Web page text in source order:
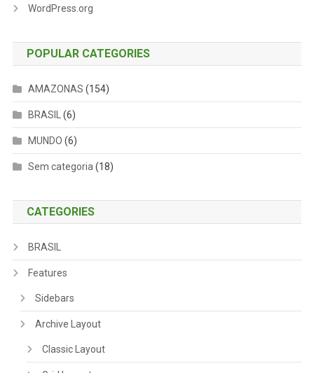
WordPress.org
POPULAR CATEGORIES
AMAZONAS (154)
BRASIL (6)
MUNDO (6)
Sem categoria (18)
CATEGORIES
BRASIL
Features
Sidebars
Archive Layout
Classic Layout